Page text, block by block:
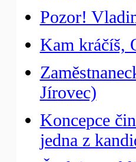
Pozor!
Kam kráčíš,
Jírovec)
Koncepce
jedna z